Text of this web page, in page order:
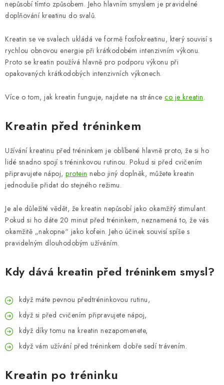
nepůsobí tímto způsobem. Jeho hlavním smyslem je pravidelné
doplňování kreatinu do svalů.
Kreatin se ve svalech ukládá ve formě fosfokreatinu, který souvisí s
rychlou obnovou energie při krátkodobém intenzivním výkonu.
Proto se kreatin používá hlavně pro podporu výkonu při
opakovaných krátkodobých intenzivních výkonech.
Více o tom, jak kreatin funguje, najdete na stránce co je kreatin.
Kreatin před tréninkem
Užívání kreatinu před tréninkem je oblíbené hlavně proto, že si ho
lidé snadno spojí s tréninkovou rutinou. Pokud si před cvičením
připravujete nápoj, protein nebo jiný doplněk, můžete kreatin
jednoduše přidat do stejného režimu.
Je ale důležité vědět, že kreatin nepůsobí jako okamžitý stimulant.
Pokud si ho dáte 20 minut před tréninkem, neznamená to, že vás
okamžitě „nakopne“ jako kofein. Jeho účinek souvisí spíše s
pravidelným dlouhodobým užíváním.
Kdy dává kreatin před tréninkem smysl?
když máte pevnou předtréninkovou rutinu,
když si před cvičením připravujete nápoj,
když díky tomu na kreatin nezapomenete,
když vám užívání před tréninkem dobře sedí trávením.
Kreatin po tréninku